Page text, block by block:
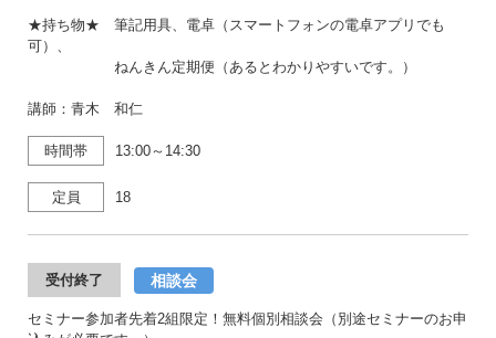
★持ち物★ 筆記用具、電卓（スマートフォンの電卓アプリでも
可）、
ねんきん定期便（あるとわかりやすいです。）
講師：青木 和仁
時間帯 13:00～14:30
定員 18
受付終了 相談会
セミナー参加者先着2組限定！無料個別相談会（別途セミナーのお申